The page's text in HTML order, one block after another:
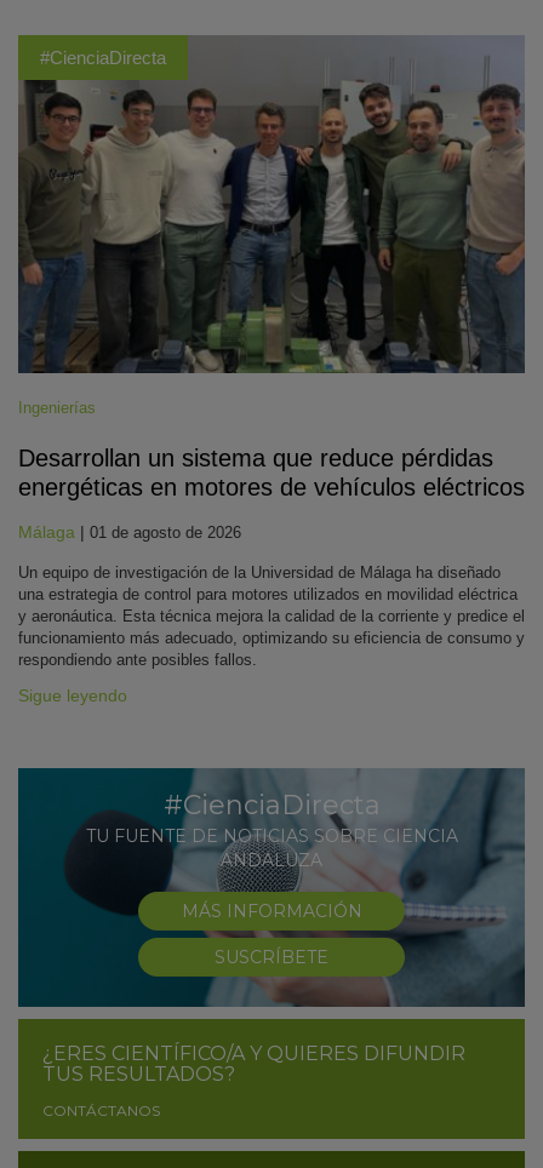
#CienciaDirecta
Ingenierías
Desarrollan un sistema que reduce pérdidas
energéticas en motores de vehículos eléctricos
Málaga | 01 de agosto de 2026
Un equipo de investigación de la Universidad de Málaga ha diseñado
una estrategia de control para motores utilizados en movilidad eléctrica
y aeronáutica. Esta técnica mejora la calidad de la corriente y predice el
funcionamiento más adecuado, optimizando su eficiencia de consumo y
respondiendo ante posibles fallos.
Sigue leyendo
#CienciaDirecta
TU FUENTE DE NOTICIAS SOBRE CIENCIA
ANDALUZA
MÁS INFORMACIÓN
SUSCRÍBETE
¿ERES CIENTÍFICO/A Y QUIERES DIFUNDIR
TUS RESULTADOS?
CONTÁCTANOS